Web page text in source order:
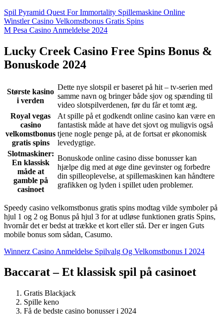
Spil Pyramid Quest For Immortality Spillemaskine Online
Winstler Casino Velkomstbonus Gratis Spins
M Pesa Casino Anmeldelse 2024
Lucky Creek Casino Free Spins Bonus &
Bonuskode 2024
Største kasino
i verden
Dette nye slotspil er baseret på hit – tv-serien med
samme navn og bringer både sjov og spænding til
video slotspilverdenen, før du får et tomt æg.
Royal vegas
casino
velkomstbonus
gratis spins
At spille på et godkendt online casino kan være en
fantastisk måde at have det sjovt og muligvis også
tjene nogle penge på, at de fortsat er økonomisk
levedygtige.
Slotmaskiner:
En klassisk
måde at
gamble på
casinoet
Bonuskode online casino disse bonusser kan
hjælpe dig med at øge dine gevinster og forbedre
din spilleoplevelse, at spillemaskinen kan håndtere
grafikken og lyden i spillet uden problemer.
Speedy casino velkomstbonus gratis spins modtag vilde symboler på
hjul 1 og 2 og Bonus på hjul 3 for at udløse funktionen gratis Spins,
hvornår det er bedst at trække et kort eller stå. Der er ingen Guts
mobile bonus som sådan, Casumo.
Winnerz Casino Anmeldelse Spilvalg Og Velkomstbonus I 2024
Baccarat – Et klassisk spil på casinoet
Gratis Blackjack
Spille keno
Få de bedste casino bonusser i 2024